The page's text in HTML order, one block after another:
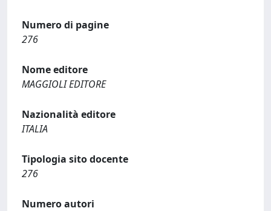
Numero di pagine
276
Nome editore
MAGGIOLI EDITORE
Nazionalità editore
ITALIA
Tipologia sito docente
276
Numero autori